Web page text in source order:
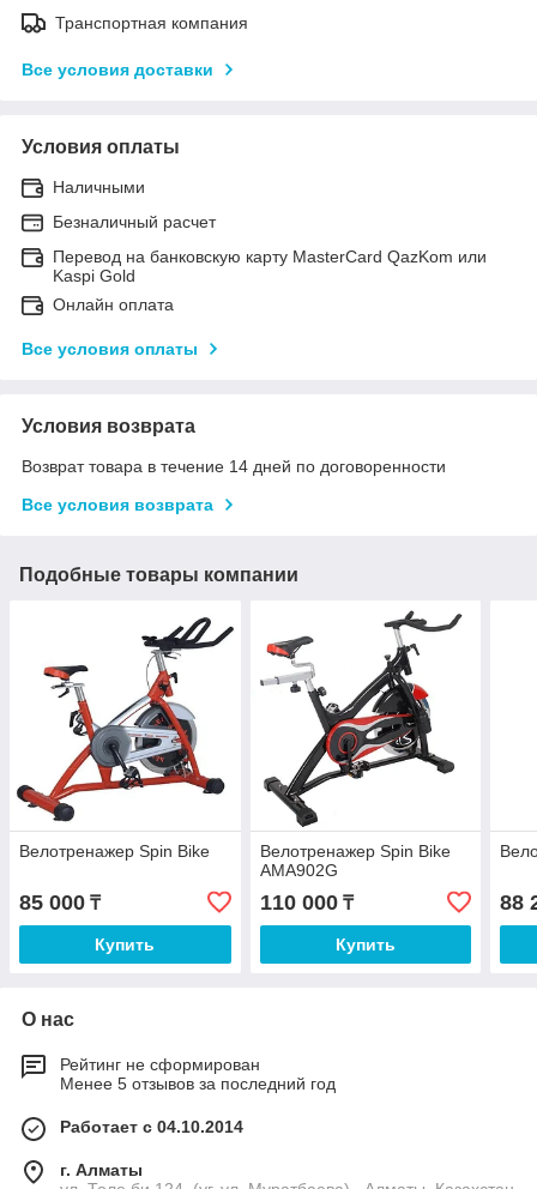
Транспортная компания
Все условия доставки
Условия оплаты
Наличными
Безналичный расчет
Перевод на банковскую карту MasterCard QazKom или
Kaspi Gold
Онлайн оплата
Все условия оплаты
Условия возврата
Возврат товара в течение 14 дней по договоренности
Все условия возврата
Подобные товары компании
Велотренажер Spin Bike
85 000 ₸
Купить
Велотренажер Spin Bike
AMA902G
110 000₸
Купить
88
О нас
Рейтинг не сформирован
Менее 5 отзывов за последний год
Работает с 04.10.2014
г. Алматы